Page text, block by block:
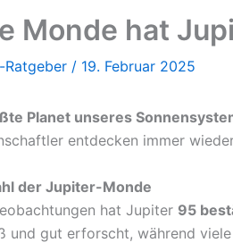
Monde hat
/ 19. Februar 2025
Planet unseres
entdecken immer
der Jupiter-Monde
hat Jupiter 95
und gut erforscht, während